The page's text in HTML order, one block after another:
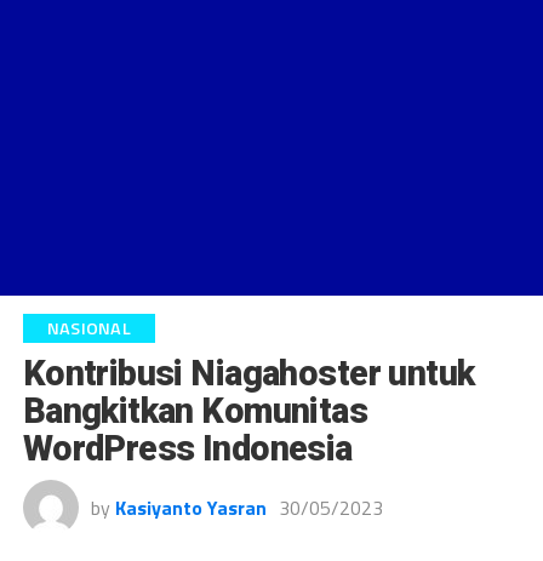
NASIONAL
Kontribusi Niagahoster untuk
Bangkitkan Komunitas
WordPress Indonesia
by Kasiyanto Yasran 30/05/2023